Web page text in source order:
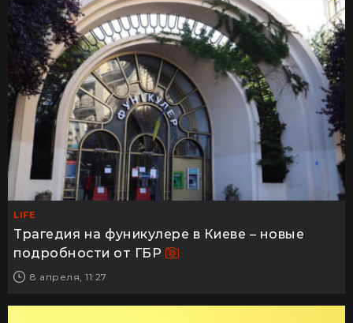
LIFE
Трагедия на фуникулере в Киеве – новые
подробности от ГБР
8 апреля, 11:27